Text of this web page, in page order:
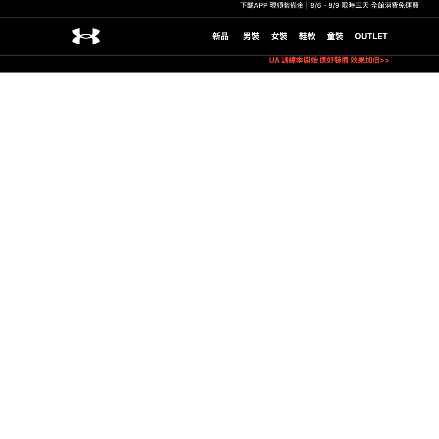
下載APP 現領裝備金 | 8/6 - 8/9 限時三天 全館消費免運費
新品 男裝 女裝 鞋款 童裝 OUTLET
UA 訓練季開始 選好裝備 效果加倍>>